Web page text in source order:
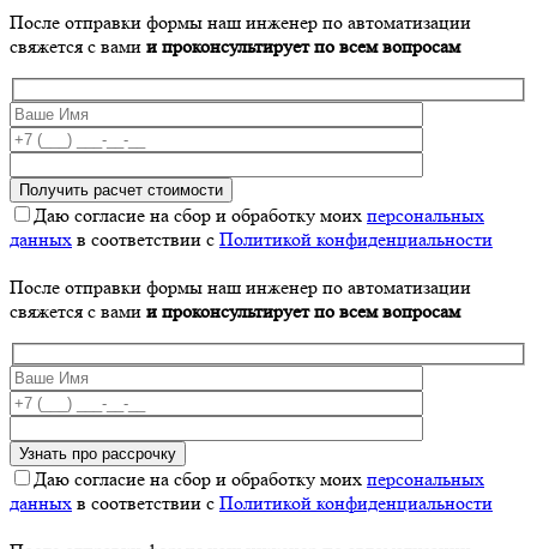
После отправки формы наш инженер по автоматизации
свяжется с вами и проконсультирует по всем вопросам
Даю согласие на сбор и обработку моих персональных
данных в соответствии с Политикой конфиденциальности
После отправки формы наш инженер по автоматизации
свяжется с вами и проконсультирует по всем вопросам
Даю согласие на сбор и обработку моих персональных
данных в соответствии с Политикой конфиденциальности